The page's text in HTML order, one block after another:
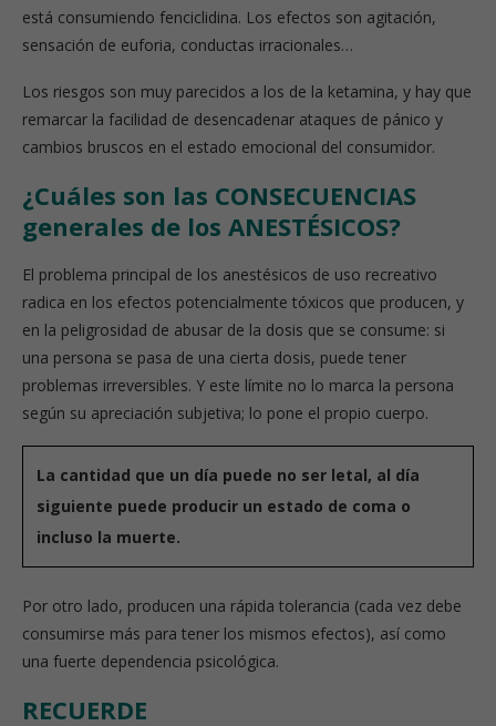
está consumiendo fenciclidina. Los efectos son agitación,
sensación de euforia, conductas irracionales…
Los riesgos son muy parecidos a los de la ketamina, y hay que
remarcar la facilidad de desencadenar ataques de pánico y
cambios bruscos en el estado emocional del consumidor.
¿Cuáles son las CONSECUENCIAS
generales de los ANESTÉSICOS?
El problema principal de los anestésicos de uso recreativo
radica en los efectos potencialmente tóxicos que producen, y
en la peligrosidad de abusar de la dosis que se consume: si
una persona se pasa de una cierta dosis, puede tener
problemas irreversibles. Y este límite no lo marca la persona
según su apreciación subjetiva; lo pone el propio cuerpo.
La cantidad que un día puede no ser letal, al día
siguiente puede producir un estado de coma o
incluso la muerte.
Por otro lado, producen una rápida tolerancia (cada vez debe
consumirse más para tener los mismos efectos), así como
una fuerte dependencia psicológica.
RECUERDE